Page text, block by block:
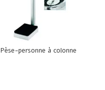
Pèse-personne à colonne